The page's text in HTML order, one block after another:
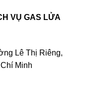
VỤ GAS LỬA
Lê Thị Riêng,
Minh